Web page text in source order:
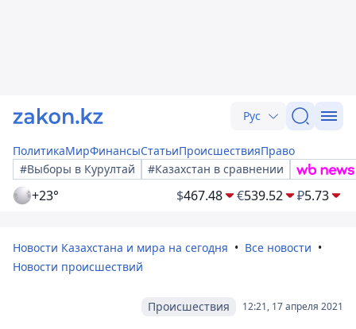
Рус
ПолитикаМирФинансыСтатьиПроисшествияПраво
#Выборы в Курултай
#Казахстан в сравнении
+23° $467.48 €539.52 ₽5.73
Новости Казахстана и мира на сегодня
Все новости
Новости происшествий
12:21, 17 апреля 2021
Происшествия